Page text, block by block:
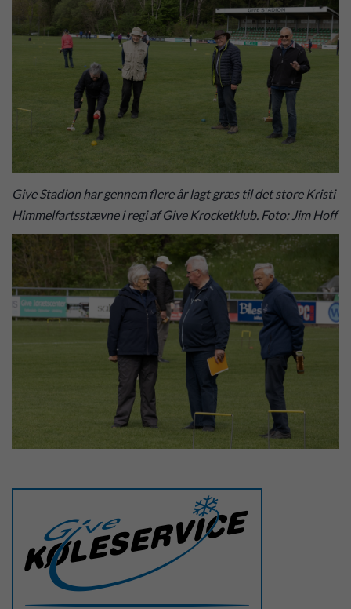
Give Stadion har gennem flere år lagt græs til det store Kristi
Himmelfartsstævne i regi af Give Krocketklub. Foto: Jim Hoff